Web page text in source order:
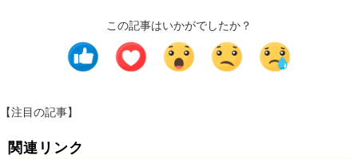
この記事はいかがでしたか？
【注目の記事】
関連リンク